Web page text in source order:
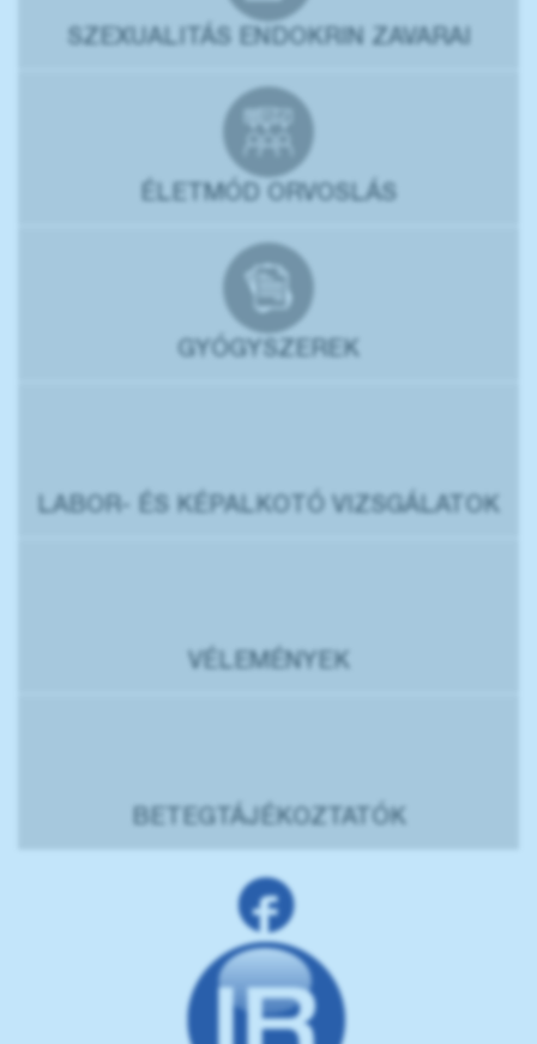
SZEXUALITÁS ENDOKRIN ZAVARAI
ÉLETMÓD ORVOSLÁS
GYÓGYSZEREK
LABOR- ÉS KÉPALKOTÓ VIZSGÁLATOK
VÉLEMÉNYEK
BETEGTÁJÉKOZTATÓK